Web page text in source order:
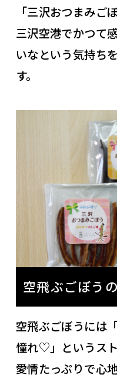
「三沢おつまみご
三沢空港でかつて
いなという気持ち
す。
空飛ぶごぼう
空飛ぶごぼうには
憧れ♡」というスト
愛情たっぷりで心